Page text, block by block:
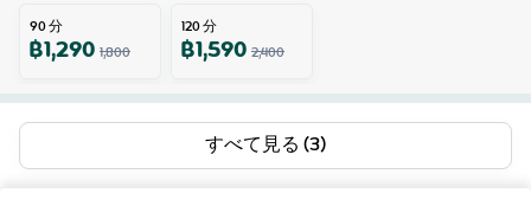
90分
฿1,2901,800
120分
฿1,5902,400
すべて見る (3)